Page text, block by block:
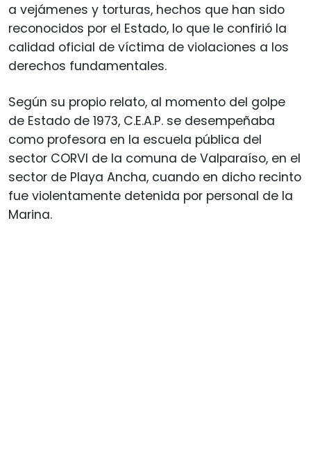
a vejámenes y torturas, hechos que han sido
reconocidos por el Estado, lo que le confirió la
calidad oficial de víctima de violaciones a los
derechos fundamentales.
Según su propio relato, al momento del golpe
de Estado de 1973, C.E.A.P. se desempeñaba
como profesora en la escuela pública del
sector CORVI de la comuna de Valparaíso, en el
sector de Playa Ancha, cuando en dicho recinto
fue violentamente detenida por personal de la
Marina.